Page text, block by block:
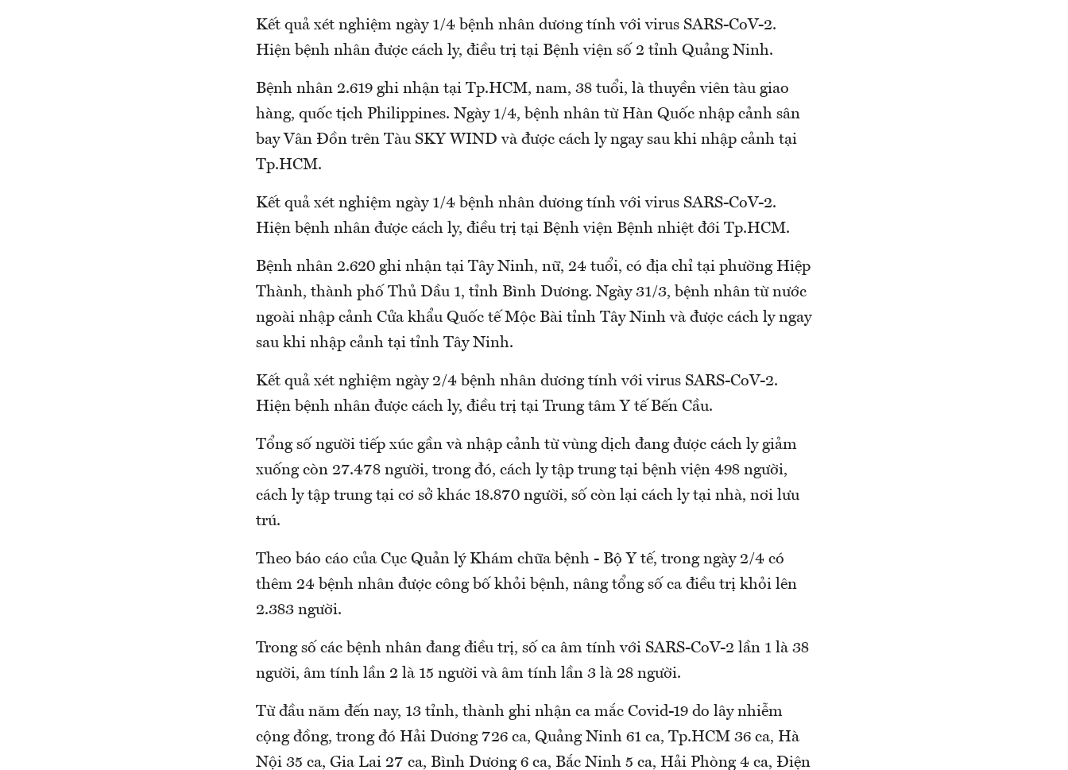
Kết quả xét nghiệm ngày 1/4 bệnh nhân dương tính với virus SARS-CoV-2.
Hiện bệnh nhân được cách ly, điều trị tại Bệnh viện số 2 tỉnh Quảng Ninh.
Bệnh nhân 2.619 ghi nhận tại Tp.HCM, nam, 38 tuổi, là thuyền viên tàu giao
hàng, quốc tịch Philippines. Ngày 1/4, bệnh nhân từ Hàn Quốc nhập cảnh sân
bay Vân Đồn trên Tàu SKY WIND và được cách ly ngay sau khi nhập cảnh tại
Tp.HCM.
Kết quả xét nghiệm ngày 1/4 bệnh nhân dương tính với virus SARS-CoV-2.
Hiện bệnh nhân được cách ly, điều trị tại Bệnh viện Bệnh nhiệt đới Tp.HCM.
Bệnh nhân 2.620 ghi nhận tại Tây Ninh, nữ, 24 tuổi, có địa chỉ tại phường Hiệp
Thành, thành phố Thủ Dầu 1, tỉnh Bình Dương. Ngày 31/3, bệnh nhân từ nước
ngoài nhập cảnh Cửa khẩu Quốc tế Mộc Bài tỉnh Tây Ninh và được cách ly ngay
sau khi nhập cảnh tại tỉnh Tây Ninh.
Kết quả xét nghiệm ngày 2/4 bệnh nhân dương tính với virus SARS-CoV-2.
Hiện bệnh nhân được cách ly, điều trị tại Trung tâm Y tế Bến Cầu.
Tổng số người tiếp xúc gần và nhập cảnh từ vùng dịch đang được cách ly giảm
xuống còn 27.478 người, trong đó, cách ly tập trung tại bệnh viện 498 người,
cách ly tập trung tại cơ sở khác 18.870 người, số còn lại cách ly tại nhà, nơi lưu
trú.
Theo báo cáo của Cục Quản lý Khám chữa bệnh - Bộ Y tế, trong ngày 2/4 có
thêm 24 bệnh nhân được công bố khỏi bệnh, nâng tổng số ca điều trị khỏi lên
2.383 người.
Trong số các bệnh nhân đang điều trị, số ca âm tính với SARS-CoV-2 lần 1 là 38
người, âm tính lần 2 là 15 người và âm tính lần 3 là 28 người.
Từ đầu năm đến nay, 13 tỉnh, thành ghi nhận ca mắc Covid-19 do lây nhiễm
cộng đồng, trong đó Hải Dương 726 ca, Quảng Ninh 61 ca, Tp.HCM 36 ca, Hà
Nội 35 ca, Gia Lai 27 ca, Bình Dương 6 ca, Bắc Ninh 5 ca, Hải Phòng 4 ca, Điện